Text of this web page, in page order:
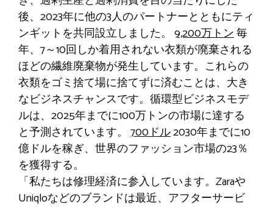
後、2023年に他の3人のパートナーとともにティ
ンギットを共同設立しました。 9,200万トン毎
年、7～10回しか着用されない衣類が廃棄される
ほどの繊維廃棄物が発生しています。これらの
衣類をゴミ捨て場に捨てずに済むことは、大き
なビジネスチャンスです。循環型ビジネスモデ
ルは、2025年までに100万トンの市場に達する
と予測されています。 700ドル2030年までに10
億ドルを稼ぎ、世界のファッション市場の23％
を獲得する。
「私たちは修理経済に参入しています。Zaraや
Uniqloなどのブランドは最近、アフターサービ